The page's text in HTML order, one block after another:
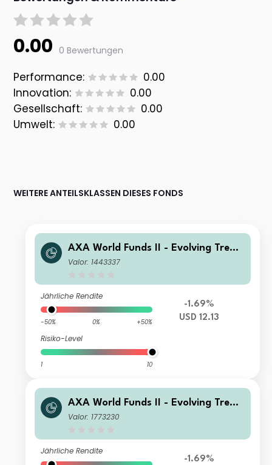
0.00 0 Bewertungen
Performance:
0.00
Innovation:
0.00
Gesellschaft:
0.00
Umwelt:
0.00
WEITERE ANTEILSKLASSEN DIESES FONDS
AXA World Funds II - Evolving Trend
s Equities I Distribution USD
Valor: 1443337
Jährliche Rendite
-50% 0% +50%
Risiko-Level
1 10
-1.69%
USD 12.13
AXA World Funds II - Evolving Trend
s Equities A Capitalisation USD
Valor: 1773230
Jährliche Rendite
-1.69%